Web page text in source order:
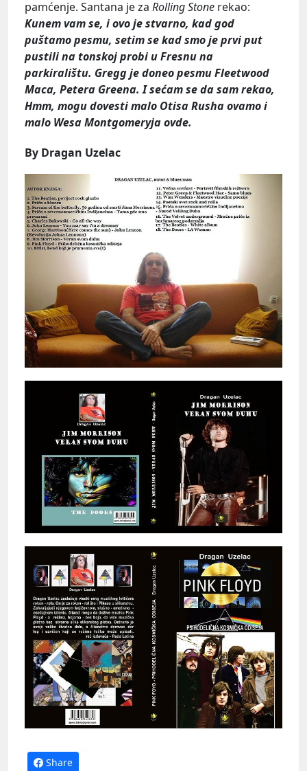
pamćenje. Santana je za Rolling Stone rekao:
Kunem vam se, i ovo je stvarno, kad god
puštamo pesmu, setim se kad smo je prvi put
pustili na tonskoj probi u Fresnu na
parkiralištu. Gregg je doneo pesmu Fleetwood
Maca, Petera Greena. I sećam se da sam rekao,
Hmm, mogu dovesti malo Otisa Rusha ovamo i
malo Wesa Montgomeryja ovde.
By Dragan Uzelac
Share